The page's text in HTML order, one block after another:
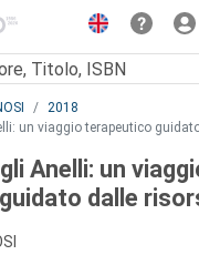
2018
un viaggio terapeutico
Anelli: un
dalle